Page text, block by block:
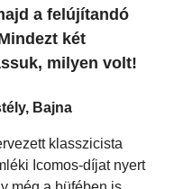
a felújítandó
két
milyen volt!
Bajna
klasszicista
Icomos-díjat nyert